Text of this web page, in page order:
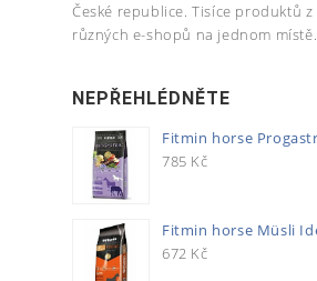
České republice. Tisíce produktů z
různých e-shopů na jednom místě.
NEPŘEHLÉDNĚTE
785 Kč
672 Kč